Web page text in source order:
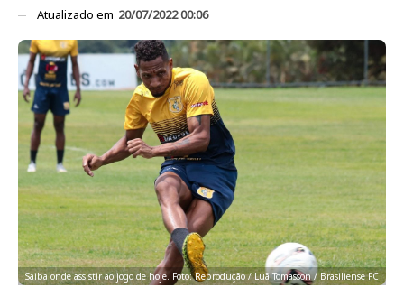
Atualizado em 20/07/2022 00:06
Saiba onde assistir ao jogo de hoje. Foto: Reprodução / Luã Tomasson / Brasiliense FC